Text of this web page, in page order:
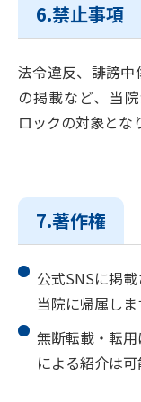
6.禁止事項
法令違反、誹謗
の掲載など、当
ロックの対象とな
7.著作権
公式SNSに掲
当院に帰属しま
無断転載・転
による紹介は可